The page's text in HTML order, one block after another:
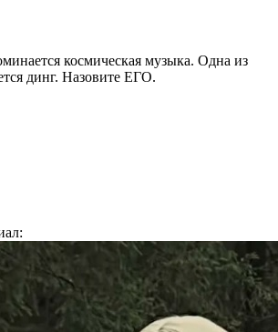
космическая музыка. Одна из
динг. Назовите ЕГО.
: